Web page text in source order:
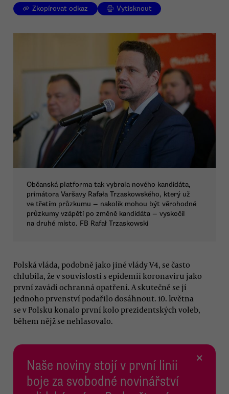
Zkopírovat odkaz Vytisknout
Občanská platforma tak vybrala nového kandidáta,
primátora Varšavy Rafała Trzaskowského, který už
ve třetím průzkumu — nakolik mohou být věrohodné
průzkumy vzápětí po změně kandidáta — vyskočil
na druhé místo. FB Rafał Trzaskowski
Polská vláda, podobně jako jiné vlády V4, se často
chlubila, že v souvislosti s epidemií koronaviru jako
první zavádí ochranná opatření. A skutečně se jí
jednoho prvenství podařilo dosáhnout. 10. května
se v Polsku konalo první kolo prezidentských voleb,
během nějž se nehlasovalo.
Naše noviny stojí v první linii
boje za svobodné novinářství
×